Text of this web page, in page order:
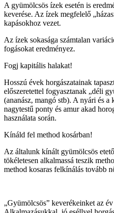
A gyümölcsös ízek esetén is
keverése. Az ízek megfelelő
kapásokhoz vezet.
Az ízek sokasága számtalan
fogásokat eredményez.
Fogj kapitális halakat!
Hosszú évek horgászatainak
előszeretettel fogyasztanak „déli
(ananász, mangó stb). A nyári és a
nagytestű ponty és amur akad
használata során.
Kínáld fel method kosárban!
Az általunk kínált gyümölcsös
tökéletesen alkalmassá teszik
method kosaras felkínálás tovább
„Gyümölcsös” keverékeinket az